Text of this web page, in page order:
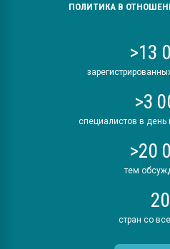
ПОЛИТИКА В
>13
>3
специалистов в
>20
тем
20
стран со